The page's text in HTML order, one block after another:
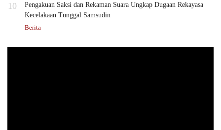
10
Pengakuan Saksi dan Rekaman Suara Ungkap Dugaan Rekayasa
Kecelakaan Tunggal Samsudin
Berita